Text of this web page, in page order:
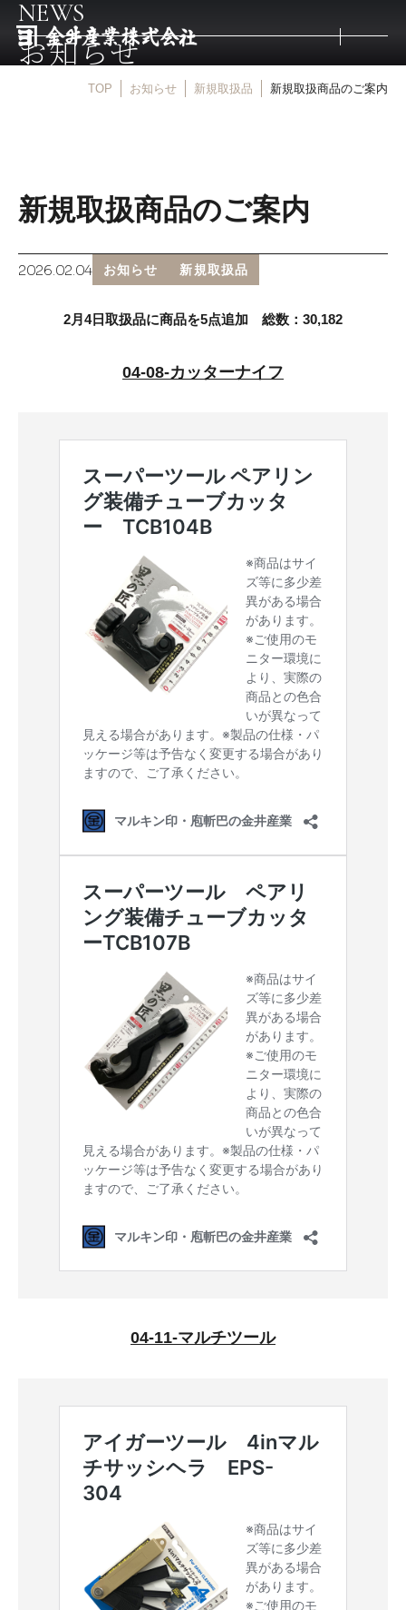
取扱メーカー
金井産業の強み
お問い合わせはこちら
NEWS
お知らせ
TOP お知らせ 新規取扱品 新規取扱商品のご案内
新規取扱商品のご案内
2026.02.04 お知らせ 新規取扱品
2月4日取扱品に商品を5点追加 総数：30,182
04-08-カッターナイフ
04-11-マルチツール